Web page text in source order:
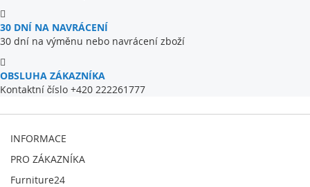
30 DNÍ NA NAVRÁCENÍ
30 dní na výměnu nebo navrácení zboží
OBSLUHA ZÁKAZNÍKA
Kontaktní číslo +420 222261777
INFORMACE
PRO ZÁKAZNÍKA
Furniture24